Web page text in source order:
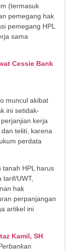
(termasuk
pemegang hak
pemegang HPL
sama
Cessie Bank
muncul akibat
ini setidak-
kerja
teliti, karena
perdata
tanah HPL harus
UWT,
hak
perpanjangan
artikel ini
Kamil, SH.